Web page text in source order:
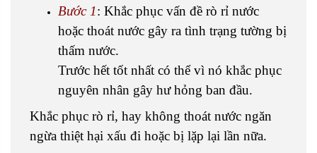
Bước 1: Khắc phục vấn đề rò rỉ nước
hoặc thoát nước gây ra tình trạng tường bị
thấm nước.
Trước hết tốt nhất có thể vì nó khắc phục
nguyên nhân gây hư hỏng ban đầu.
Khắc phục rò rỉ, hay không thoát nước ngăn
ngừa thiệt hại xấu đi hoặc bị lặp lại lần nữa.